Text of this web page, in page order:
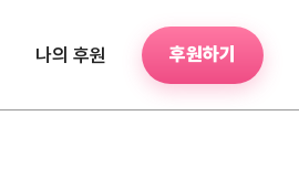
나의 후원 후원하기